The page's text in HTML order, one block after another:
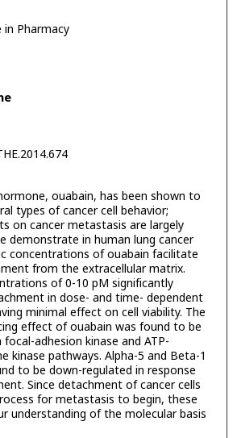
in Pharmacy
ouabain, has been shown to
types of cancer cell behavior;
on cancer metastasis are largely
demonstrate in human lung cancer
concentrations of ouabain facilitate
from the extracellular matrix.
of 0-10 pM significantly
in dose- and time- dependent
minimal effect on cell viability. The
effect of ouabain was found to be
adhesion kinase and ATP-
kinase pathways. Alpha-5 and Beta-1
to be down-regulated in response
Since detachment of cancer cells
for metastasis to begin, these
understanding of the molecular basis